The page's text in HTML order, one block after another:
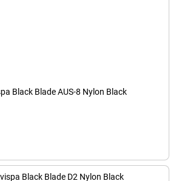
Black Blade AUS-8 Nylon Black